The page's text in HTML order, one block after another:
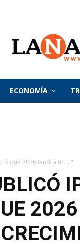
ECONOMÍA
que 2026 tendrá un ..."
2026